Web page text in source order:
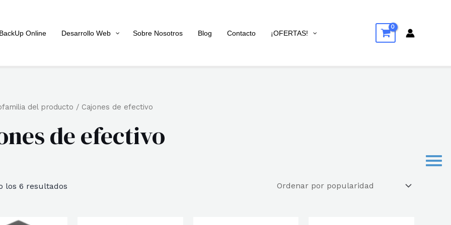
BackUp Online Desarrollo Web Sobre Nosotros Blog Contacto ¡OFERTAS!
del producto / Cajones de efectivo
de efectivo
los 6 resultados